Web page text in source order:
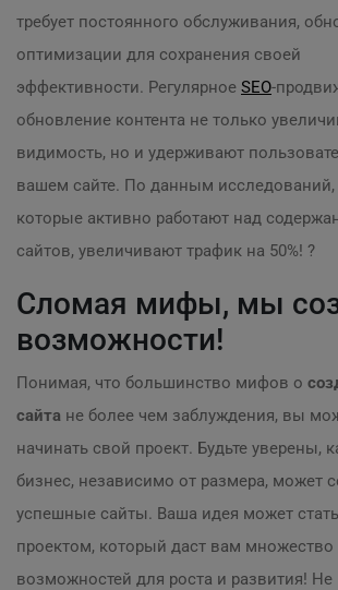
требует постоянного обслуживания,
оптимизации для сохранения своей
эффективности. Регулярное SEO-
обновление контента не только
видимость, но и удерживают
вашем сайте. По данным
которые активно работают над
сайтов, увеличивают трафик на 50%! ?
Сломая мифы, мы
возможности!
Понимая, что большинство мифов о
сайта не более чем заблуждения, вы
начинать свой проект. Будьте уверены,
бизнес, независимо от размера, может
успешные сайты. Ваша идея может
проектом, который даст вам множество
возможностей для роста и развития! Не